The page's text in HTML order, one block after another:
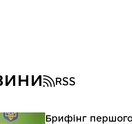
RSS
Брифінг